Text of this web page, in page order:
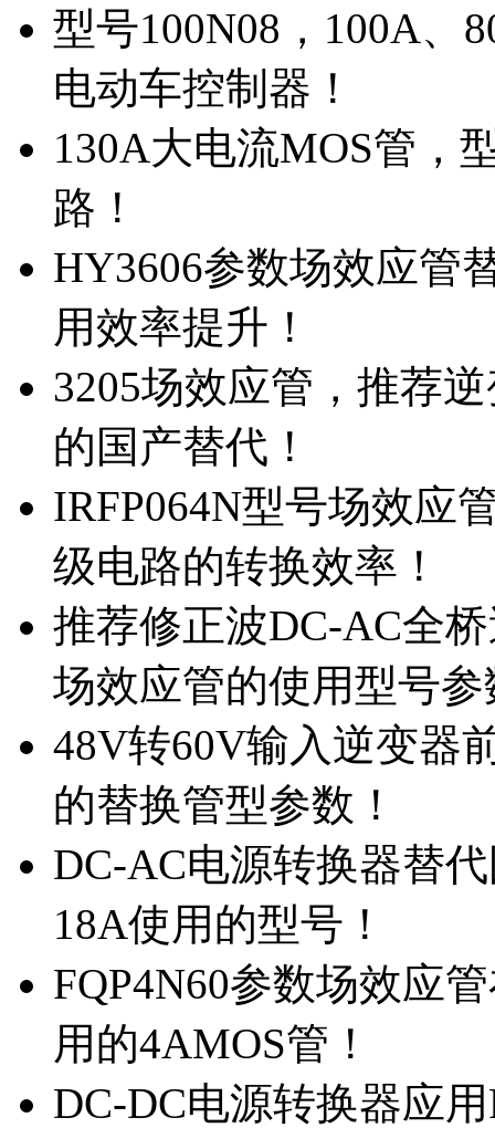
型号100N08，100A、
电动车控制器！
130A大电流MOS管，
路！
HY3606参数场效应管
用效率提升！
3205场效应管，推荐
的国产替代！
IRFP064N型号场效应
级电路的转换效率！
推荐修正波DC-AC全
场效应管的使用型号参
48V转60V输入逆变器
的替换管型参数！
DC-AC电源转换器替
18A使用的型号！
FQP4N60参数场效应
用的4AMOS管！
DC-DC电源转换器应